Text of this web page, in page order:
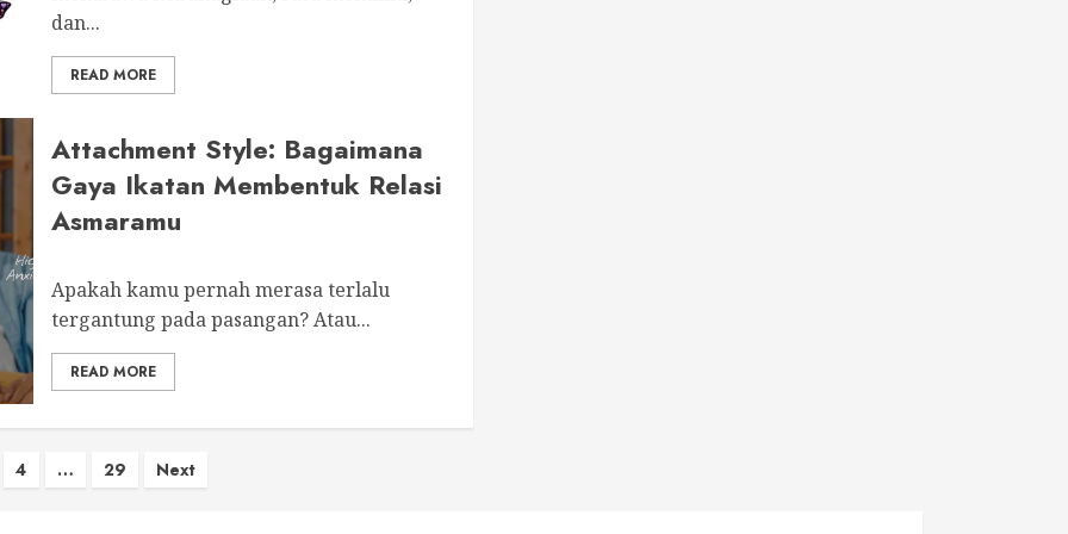
dan...
READ MORE
Attachment Style: Bagaimana
Gaya Ikatan Membentuk Relasi
Asmaramu
Apakah kamu pernah merasa terlalu
tergantung pada pasangan? Atau...
READ MORE
4 … 29 Next